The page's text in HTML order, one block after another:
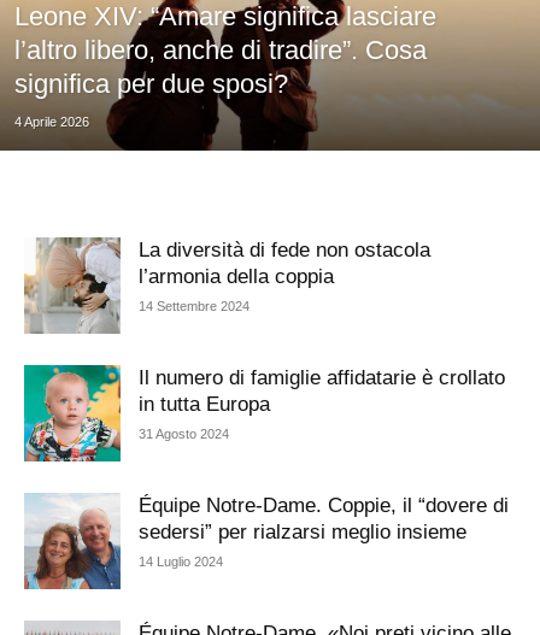
Leone XIV: “Amare significa lasciare
l’altro libero, anche di tradire”. Cosa
significa per due sposi?
4 Aprile 2026
La diversità di fede non ostacola
l’armonia della coppia
14 Settembre 2024
Il numero di famiglie affidatarie è crollato
in tutta Europa
31 Agosto 2024
Équipe Notre-Dame. Coppie, il “dovere di
sedersi” per rialzarsi meglio insieme
14 Luglio 2024